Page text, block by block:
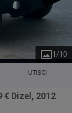
1 /10
UTISCI
€ Dizel, 2012